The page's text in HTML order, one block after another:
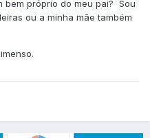
bem próprio do meu pai? Sou
ou a minha mãe também